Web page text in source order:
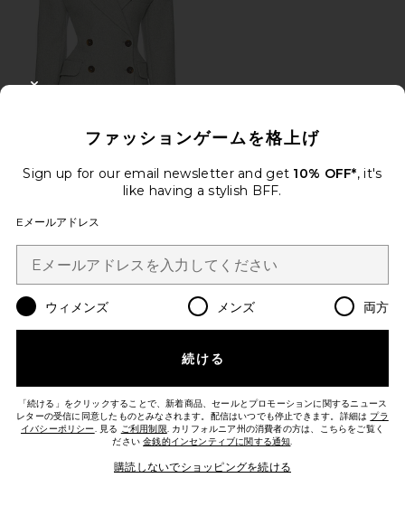
ITALIAN WOOL BLEND ブレザー
Favorite SUTTON FAUX SUEDE トレンチコート
ファッションゲームを格上げ
Sign up for our email newsletter and get 10% OFF*, it's
like having a stylish BFF.
Eメールアドレス
ウィメンズ メンズ 両方
続ける
「続ける」をクリックすることで、新着商品、セールとプロモーションに関するニュース
レターの受信に同意したものとみなされます。配信はいつでも停止できます。詳細は プラ
イバシーポリシー. 見る ご利用制限. カリフォルニア州の消費者の方は、こちらをご覧く
ださい金銭的インセンティブに関する通知.
購読しないでショッピングを続ける